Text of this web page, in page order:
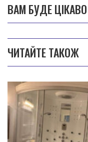
ВАМ БУДЕ ЦІКАВО
ЧИТАЙТЕ ТАКОЖ